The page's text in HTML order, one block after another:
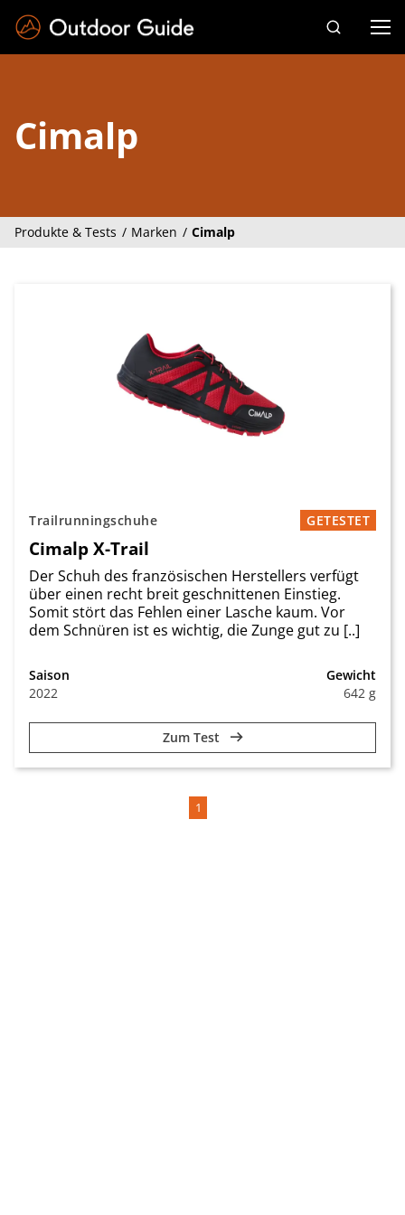
Cimalp
Produkte & Tests Marken Cimalp
Trailrunningschuhe GETESTET
Cimalp X-Trail
Der Schuh des französischen Herstellers verfügt
über einen recht breit geschnittenen Einstieg.
Somit stört das Fehlen einer Lasche kaum. Vor
dem Schnüren ist es wichtig, die Zunge gut zu [..]
Saison
2022
Gewicht
642 g
Zum Test
1